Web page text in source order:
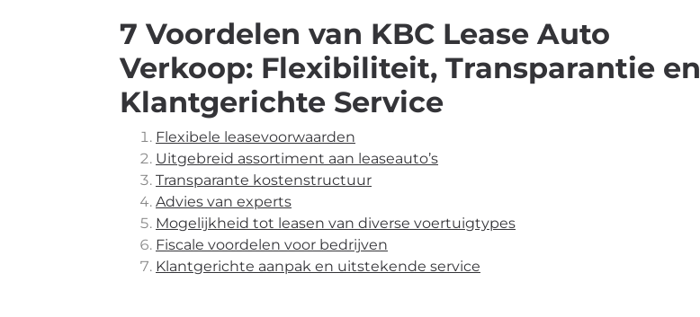
7 Voordelen van KBC Lease Auto
Verkoop: Flexibiliteit, Transparantie en
Klantgerichte Service
Flexibele leasevoorwaarden
Uitgebreid assortiment aan leaseauto’s
Transparante kostenstructuur
Advies van experts
Mogelijkheid tot leasen van diverse voertuigtypes
Fiscale voordelen voor bedrijven
Klantgerichte aanpak en uitstekende service